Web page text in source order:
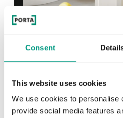
Consent
This website uses cookies
We use cookies to personalise
provide social media features
Widersteht Spielzeit, die in
Waschmaschinenraum, überall
besonders der Feuchtigkeit
Genießen Sie beruhigt das
Türrahmen ist wasserabweisend.